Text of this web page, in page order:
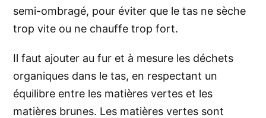
semi-ombragé, pour éviter que le tas ne sèche
trop vite ou ne chauffe trop fort.
Il faut ajouter au fur et à mesure les déchets
organiques dans le tas, en respectant un
équilibre entre les matières vertes et les
matières brunes. Les matières vertes sont